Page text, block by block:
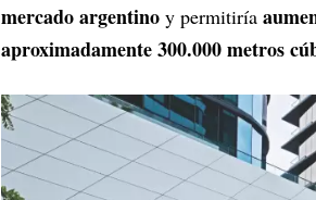
mercado argentino y permitiría
aproximadamente 300.000 metros